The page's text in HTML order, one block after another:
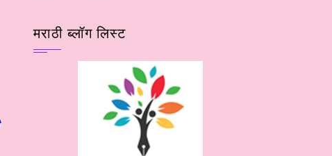
मराठी ब्लॉग लिस्ट